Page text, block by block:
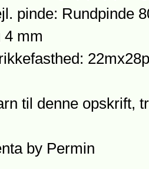
pinde: Rundpinde
4 mm
til denne opskrift,
by Permin